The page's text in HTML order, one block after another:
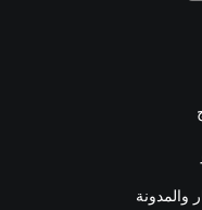
والمدونة